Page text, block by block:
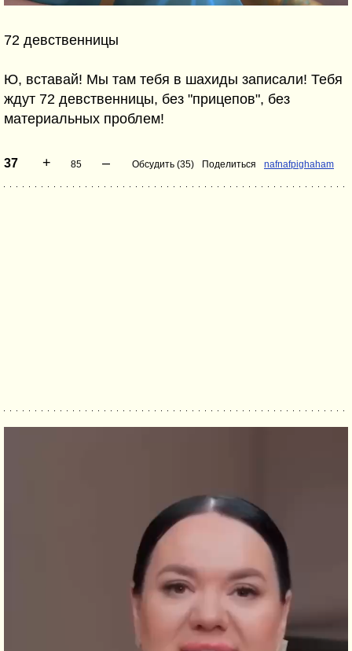
72 девственницы
Ю, вставай! Мы там тебя в шахиды записали! Тебя
ждут 72 девственницы, без "прицепов", без
материальных проблем!
37 + 85 – Обсудить (35) Поделиться nafnafpighaham